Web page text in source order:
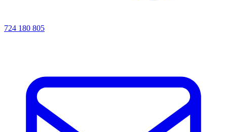
724 180 805